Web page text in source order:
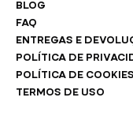
BLOG
FAQ
ENTREGAS E
POLÍTICA DE
POLÍTICA DE COOKIES
TERMOS DE USO